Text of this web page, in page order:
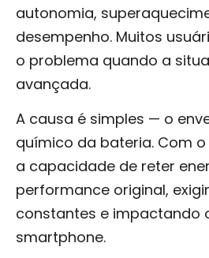
autonomia,
desempenho. Muitos
o problema quando a
avançada.
A causa é simples — o
químico da bateria. Com
a capacidade de reter
performance original,
constantes e impactando
smartphone.